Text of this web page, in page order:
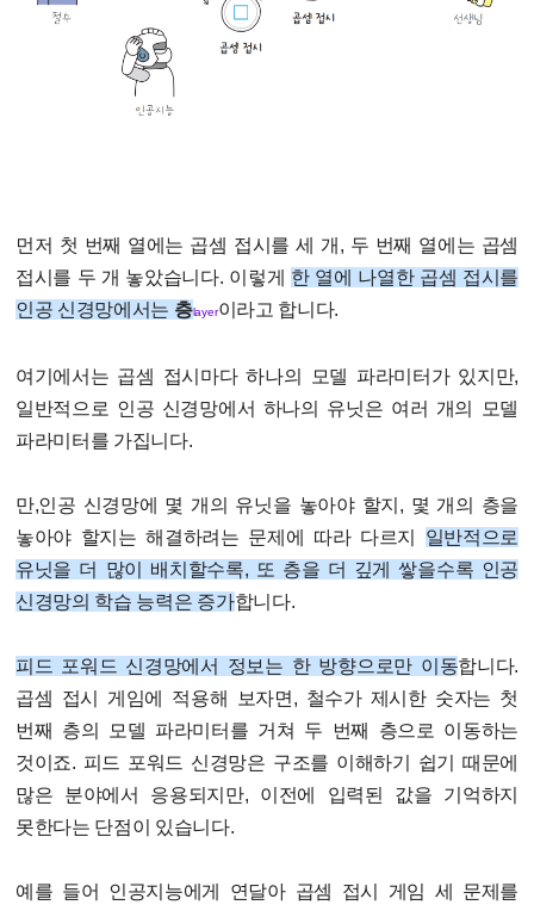
먼저 첫 번째 열에는 곱셈 접시를 세 개, 두 번째 열에는 곱셈
접시를 두 개 놓았습니다. 이렇게 한 열에 나열한 곱셈 접시를
인공 신경망에서는 층layer이라고 합니다.
여기에서는 곱셈 접시마다 하나의 모델 파라미터가 있지만,
일반적으로 인공 신경망에서 하나의 유닛은 여러 개의 모델
파라미터를 가집니다.
만,인공 신경망에 몇 개의 유닛을 놓아야 할지, 몇 개의 층을
놓아야 할지는 해결하려는 문제에 따라 다르지 일반적으로
유닛을 더 많이 배치할수록, 또 층을 더 깊게 쌓을수록 인공
신경망의 학습 능력은 증가합니다.
피드 포워드 신경망에서 정보는 한 방향으로만 이동합니다.
곱셈 접시 게임에 적용해 보자면, 철수가 제시한 숫자는 첫
번째 층의 모델 파라미터를 거쳐 두 번째 층으로 이동하는
것이죠. 피드 포워드 신경망은 구조를 이해하기 쉽기 때문에
많은 분야에서 응용되지만, 이전에 입력된 값을 기억하지
못한다는 단점이 있습니다.
예를 들어 인공지능에게 연달아 곱셈 접시 게임 세 문제를